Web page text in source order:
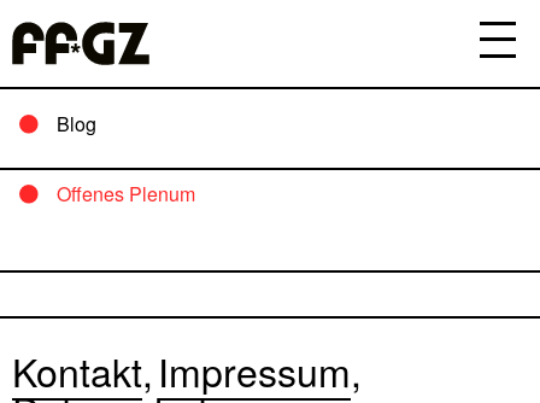
Blog
Offenes Plenum
Kontakt Impressum